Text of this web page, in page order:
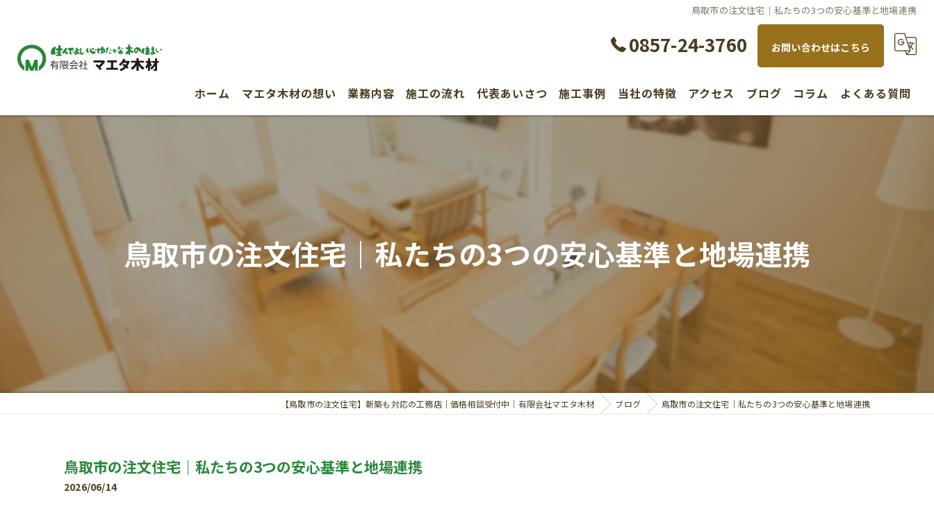
鳥取市の注文住宅｜私たちの3つの安心基準と地場連携
0857-24-3760 お問い合わせはこちら
ホーム マエタ木材の想い 業務内容 施工の流れ 代表あいさつ 施工事例 当社の特徴
リノベーション
新築
アクセス ブログ コラム よくある質問
鳥取市の注文住宅｜私たちの3つの安心基準と地場連携
【鳥取市の注文住宅】新築も対応の工務店｜価格相談受付中｜有限会社マエタ木材 ブログ 鳥取市の注文住宅｜私たちの3つの安心基準と地場連携
鳥取市の注文住宅｜私たちの3つの安心基準と地場連携
2026/06/14